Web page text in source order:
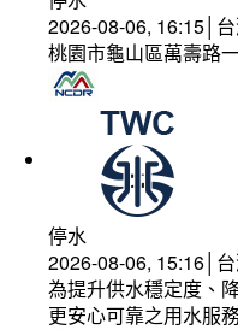
2026-08-06, 16:15│
桃園市龜山區萬壽路
停水
2026-08-06, 15:16│
為提升供水穩定度、
更安心可靠之用水服